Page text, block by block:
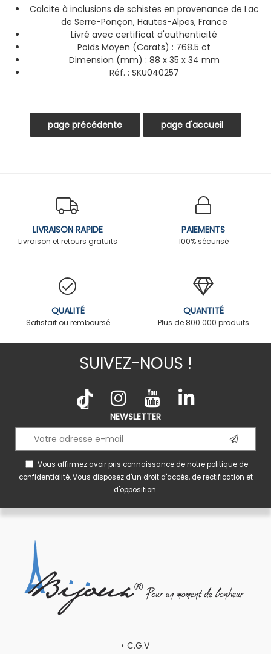
Calcite à inclusions de schistes en provenance de Lac
de Serre-Ponçon, Hautes-Alpes, France
Livré avec certificat d'authenticité
Poids Moyen (Carats) : 768.5 ct
Dimension (mm) : 88 x 35 x 34 mm
Réf. : SKU040257
LIVRAISON RAPIDE
Livraison et retours gratuits
PAIEMENTS
100% sécurisé
QUALITÉ
Satisfait ou remboursé
QUANTITÉ
Plus de 800.000 produits
SUIVEZ-NOUS !
NEWSLETTER
Vous affirmez avoir pris connaissance de notrepolitique de
confidentialité. Vous disposez d'un droit d'accès, de rectification et
d'opposition.
C.G.V